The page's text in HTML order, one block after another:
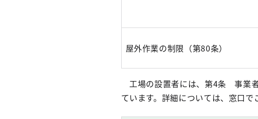
屋外作業の制限（第80条）
工場の設置者には、第4条 事業
ています。詳細については、窓口で